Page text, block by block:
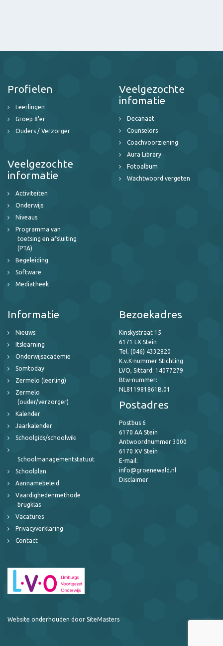
Profielen
Leerlingen
Groep 8'er
Ouders / Verzorger
Veelgezochte
informatie
Activiteiten
Onderwijs
Niveaus
Programma van
toetsing en afsluiting
(PTA)
Begeleiding
Software
Mediatheek
Veelgezochte
infomatie
Decanaat
Counselors
Coachvoorziening
Aura Library
Fotoalbum
Wachtwoord vergeten
Informatie
Nieuws
Itslearning
Onderwijsacademie
Somtoday
Zermelo (leerling)
Zermelo
(ouder/verzorger)
Kalender
Jaarkalender
Schoolgids/schoolwiki
Schoolmanagementstatuut
Schoolplan
Aannamebeleid
Vaardighedenmethode
brugklas
Vacatures
Privacyverklaring
Contact
Bezoekadres
Kinskystraat 15
6171 LX Stein
Tel. (046) 4332820
K.v.K-nummer Stichting
LVO, Sittard: 14077279
Btw-nummer:
NL811981861B.01
Postadres
Postbus 6
6170 AA Stein
Antwoordnummer 3000
6170 XV Stein
E-mail:
info@groenewald.nl
Disclaimer
Website onderhouden door SiteMasters